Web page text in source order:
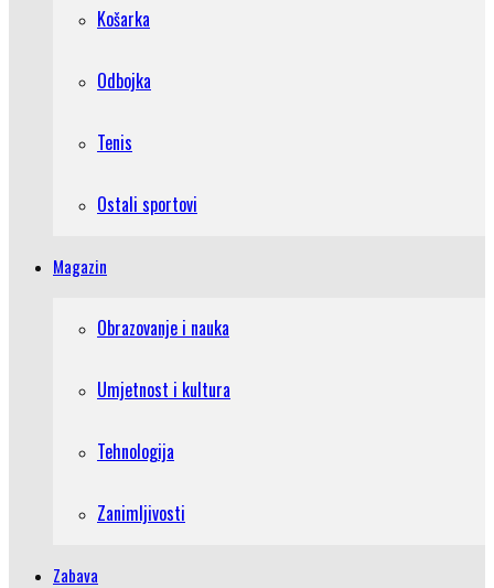
Košarka
Odbojka
Tenis
Ostali sportovi
Magazin
Obrazovanje i nauka
Umjetnost i kultura
Tehnologija
Zanimljivosti
Zabava